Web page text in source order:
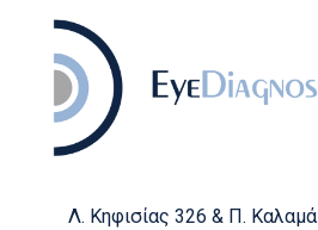
Λ. Κηφισίας 326 & Π. Καλαμά